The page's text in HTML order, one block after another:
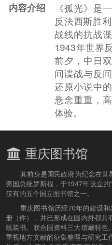
内容介绍
《孤光》是
反法西斯胜
战线的抗战
1943年世界
前夕，中日
间谍战与反
还原小说中
悬念重重，
体验。
重庆图书馆
其前身是国民政府为纪念在
美国总统罗斯福，于1947年设立
仅有的五个国立图书馆之一。
重庆图书馆历经70年的建设
册（件），并已形成在国内外都
线装书、联合国资料三大馆藏特
重视地方文献的征集整理与研究